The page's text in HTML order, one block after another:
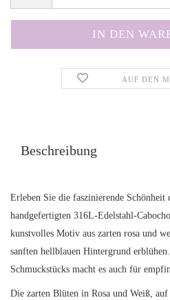
AUF DEN
Beschreibung
Erleben Sie die faszinierende
handgefertigten 316L-Edelstahl-
kunstvolles Motiv aus zarten rosa und
sanften hellblauen Hintergrund
Schmuckstücks macht es auch für
Die zarten Blüten in Rosa und Weiß,